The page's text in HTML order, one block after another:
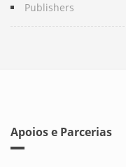
Publishers
Apoios e Parcerias